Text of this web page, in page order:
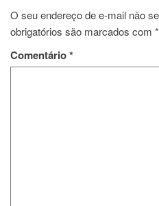
O seu endereço de e-mail não
obrigatórios são marcados com *
Comentário*